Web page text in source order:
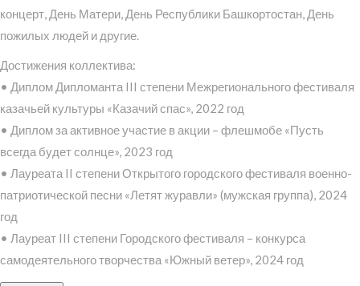
концерт, День Матери, День Республики Башкортостан, День
пожилых людей и другие.
Достижения коллектива:
• Диплом Дипломанта III степени Межрегионального фестиваля
казачьей культуры «Казачий спас», 2022 год
• Диплом за активное участие в акции – флешмобе «Пусть
всегда будет солнце», 2023 год
• Лауреата II степени Открытого городского фестиваля военно-
патриотической песни «Летят журавли» (мужская группа), 2024
год
• Лауреат III степени Городского фестиваля – конкурса
самодеятельного творчества «Южный ветер», 2024 год